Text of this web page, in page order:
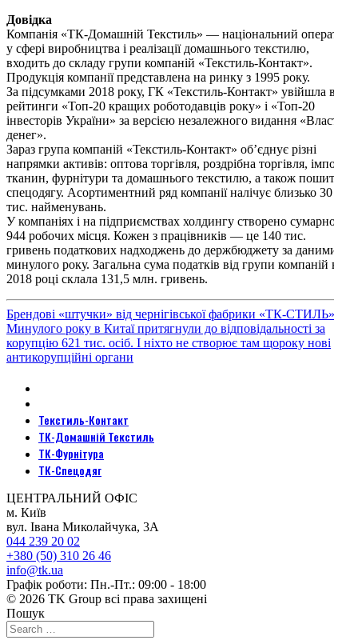
Довідка
Компанія «ТК-Домашній Текстиль» — національний оператор
у сфері виробництва і реалізації домашнього текстилю,
входить до складу групи компаній «Текстиль-Контакт».
Продукція компанії представлена ​​на ринку з 1995 року.
За підсумками 2018 року, ГК «Текстиль-Контакт» увійшла в
рейтинги «Топ-20 кращих роботодавців року» і «Топ-20
інвесторів України» за версією незалежного видання «Власть
денег».
Зараз група компаній «Текстиль-Контакт» об’єднує різні
напрямки активів: оптова торгівля, роздрібна торгівля, імпорт
тканин, фурнітури та домашнього текстилю, а також пошиття
спецодягу. Асортиментний ряд компанії налічує близько 30
тис. найменувань.
У компаніях і на підприємствах холдингу створено сумарно
944 робочих місця. Кожен з працівників — це 140 тис.
гривень податкових надходжень до держбюджету за даними
минулого року. Загальна сума податків від групи компаній в
2018 році склала 131,5 млн. гривень.
Брендові «штучки» від чернігівської фабрики «ТК-СТИЛЬ»
Минулого року в Китаї притягнули до відповідальності за
корупцію 621 тис. осіб. І ніхто не створює там щороку нові
антикорупційні органи
Текстиль-Контакт
ТК-Домашній Текстиль
ТК-Фурнітура
ТК-Спецодяг
ЦЕНТРАЛЬНИЙ ОФІС
м. Київ
вул. Івана Миколайчука, 3А
044 239 20 02
+380 (50) 310 26 46
info@tk.ua
Графік роботи: Пн.-Пт.: 09:00 - 18:00
© 2026 TK Group всі права захищені
Пошук